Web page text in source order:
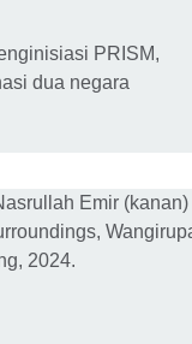
PRISM,
dua negara